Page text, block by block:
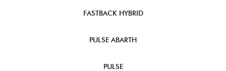
FASTBACK HYBRID
PULSE ABARTH
PULSE